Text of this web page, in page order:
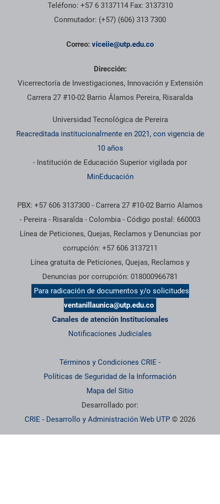
Teléfono: +57 6 3137114 Fax: 3137310
Conmutador: (+57) (606) 313 7300
Correo: viceiie@utp.edu.co
Dirección:
Vicerrectoría de Investigaciones, Innovación y Extensión
Carrera 27 #10-02 Barrio Álamos Pereira, Risaralda
Universidad Tecnológica de Pereira
Reacreditada institucionalmente en 2021, con vigencia de
10 años
- Institución de Educación Superior vigilada por
MinEducación
PBX: +57 606 3137300 - Carrera 27 #10-02 Barrio Alamos
- Pereira - Risaralda - Colombia - Código postal: 660003
Línea de Peticiones, Quejas, Reclamos y Denuncias por
corrupción: +57 606 3137211
Línea gratuita de Peticiones, Quejas, Reclamos y
Denuncias por corrupción: 018000966781
Para radicación de documentos y/o solicitudes
ventanillaunica@utp.edu.co
Canales de atención Institucionales
Notificaciones Judiciales
Términos y Condiciones CRIE -
Políticas de Seguridad de la Información
Mapa del Sitio
Desarrollado por:
CRIE - Desarrollo y Administración Web UTP © 2026